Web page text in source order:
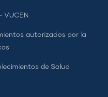
VUCEN
autorizados por la
de Salud